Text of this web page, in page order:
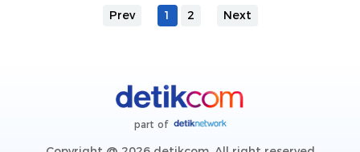
Prev 1 2 Next
part of